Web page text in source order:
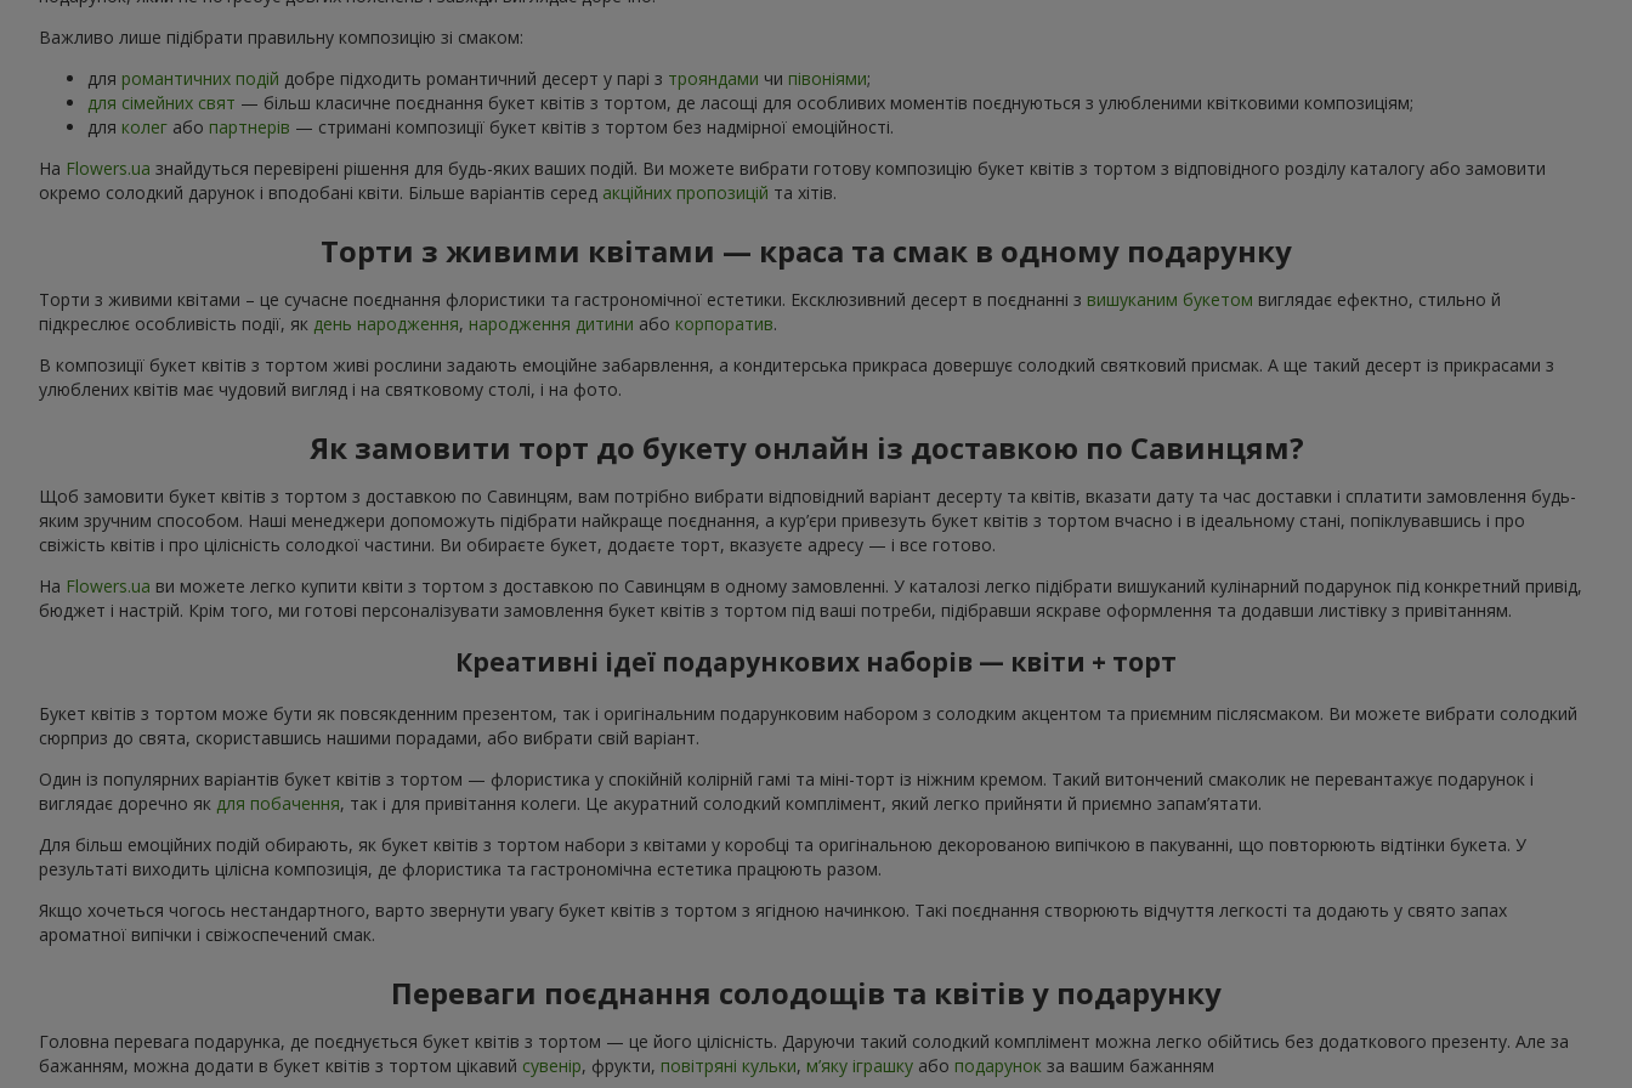
Важливо лише підібрати правильну композицію зі смаком:
для романтичних подій добре підходить романтичний десерт у парі з трояндами чи півоніями;
для сімейних свят — більш класичне поєднання букет квітів з тортом, де ласощі для особливих моментів поєднуються з улюбленими квітковими композиціям;
для колег або партнерів — стримані композиції букет квітів з тортом без надмірної емоційності.
На Flowers.ua знайдуться перевірені рішення для будь-яких ваших подій. Ви можете вибрати готову композицію букет квітів з тортом з відповідного розділу каталогу або замовити
окремо солодкий дарунок і вподобані квіти. Більше варіантів серед акційних пропозицій та хітів.
Торти з живими квітами — краса та смак в одному подарунку
Торти з живими квітами – це сучасне поєднання флористики та гастрономічної естетики. Ексклюзивний десерт в поєднанні з вишуканим букетом виглядає ефектно, стильно й
підкреслює особливість події, як день народження, народження дитини або корпоратив.
В композиції букет квітів з тортом живі рослини задають емоційне забарвлення, а кондитерська прикраса довершує солодкий святковий присмак. А ще такий десерт із прикрасами з
улюблених квітів має чудовий вигляд і на святковому столі, і на фото.
Як замовити торт до букету онлайн із доставкою по Савинцям?
Щоб замовити букет квітів з тортом з доставкою по Савинцям, вам потрібно вибрати відповідний варіант десерту та квітів, вказати дату та час доставки і сплатити замовлення будь-
яким зручним способом. Наші менеджери допоможуть підібрати найкраще поєднання, а кур’єри привезуть букет квітів з тортом вчасно і в ідеальному стані, попіклувавшись і про
свіжість квітів і про цілісність солодкої частини. Ви обираєте букет, додаєте торт, вказуєте адресу — і все готово.
На Flowers.ua ви можете легко купити квіти з тортом з доставкою по Савинцям в одному замовленні. У каталозі легко підібрати вишуканий кулінарний подарунок під конкретний привід,
бюджет і настрій. Крім того, ми готові персоналізувати замовлення букет квітів з тортом під ваші потреби, підібравши яскраве оформлення та додавши листівку з привітанням.
Креативні ідеї подарункових наборів — квіти + торт
Букет квітів з тортом може бути як повсякденним презентом, так і оригінальним подарунковим набором з солодким акцентом та приємним післясмаком. Ви можете вибрати солодкий
сюрприз до свята, скориставшись нашими порадами, або вибрати свій варіант.
Один із популярних варіантів букет квітів з тортом — флористика у спокійній колірній гамі та міні-торт із ніжним кремом. Такий витончений смаколик не перевантажує подарунок і
виглядає доречно як для побачення, так і для привітання колеги. Це акуратний солодкий комплімент, який легко прийняти й приємно запам’ятати.
Для більш емоційних подій обирають, як букет квітів з тортом набори з квітами у коробці та оригінальною декорованою випічкою в пакуванні, що повторюють відтінки букета. У
результаті виходить цілісна композиція, де флористика та гастрономічна естетика працюють разом.
Якщо хочеться чогось нестандартного, варто звернути увагу букет квітів з тортом з ягідною начинкою. Такі поєднання створюють відчуття легкості та додають у свято запах
ароматної випічки і свіжоспечений смак.
Переваги поєднання солодощів та квітів у подарунку
Головна перевага подарунка, де поєднується букет квітів з тортом — це його цілісність. Даруючи такий солодкий комплімент можна легко обійтись без додаткового презенту. Але за
бажанням, можна додати в букет квітів з тортом цікавий сувенір, фрукти, повітряні кульки, м’яку іграшку або подарунок за вашим бажанням